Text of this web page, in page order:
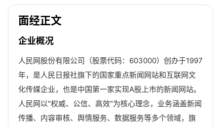
面经正文
企业概况
人民网股份有限公司（股票代码：603000）创办于1997
年，是人民日报社旗下的国家重点新闻网站和互联网文
化传媒企业，也是中国第一家实现A股上市的新闻网站。
人民网以"权威、公信、高效"为核心理念，业务涵盖新闻
传播、内容审核、舆情服务、数据服务等多个领域，旗